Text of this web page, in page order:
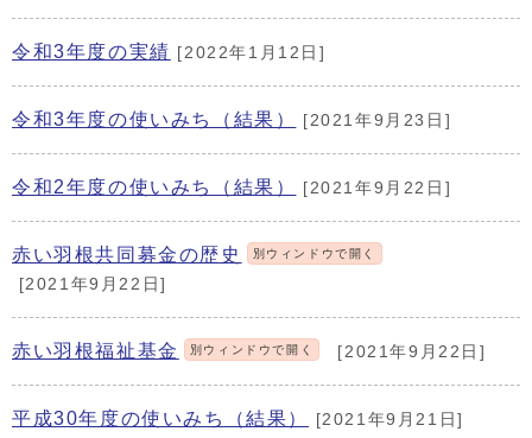
令和3年度の実績 [2022年1月12日]
令和3年度の使いみち（結果） [2021年9月23日]
令和2年度の使いみち（結果） [2021年9月22日]
赤い羽根共同募金の歴史 別ウィンドウで開く
[2021年9月22日]
赤い羽根福祉基金 別ウィンドウで開く [2021年9月22日]
平成30年度の使いみち（結果） [2021年9月21日]